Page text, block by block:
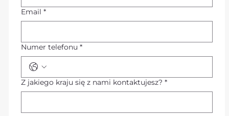
Email *
Numer telefonu *
Z jakiego kraju się z nami kontaktujesz? *